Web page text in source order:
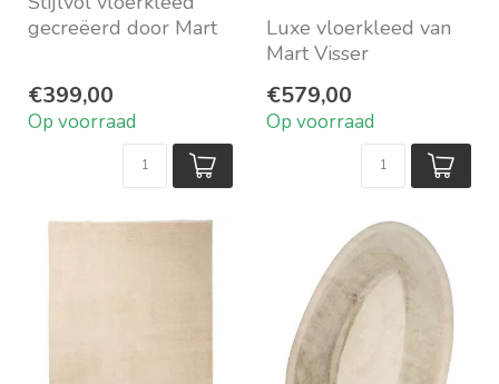
gecreëerd door Mart
prachtige dess...
€399,00
Op voorraad
Luxe vloerkleed van
Mart Visser
In 3 maten op
voorraad
€579,00
Op voorraad